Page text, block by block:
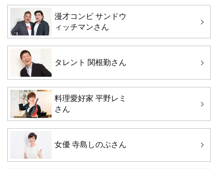
漫才コンビ サンドウ
ィッチマンさん
タレント 関根勤さん
料理愛好家 平野レミ
さん
女優 寺島しのぶさん